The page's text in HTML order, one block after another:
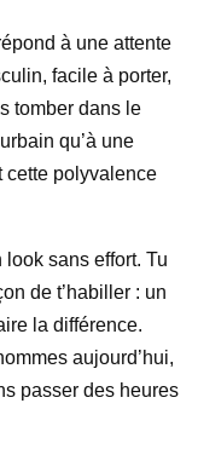
à une attente
facile à porter,
tomber dans le
qu’à une
cette polyvalence
sans effort. Tu
de t’habiller : un
la différence.
aujourd’hui,
passer des heures